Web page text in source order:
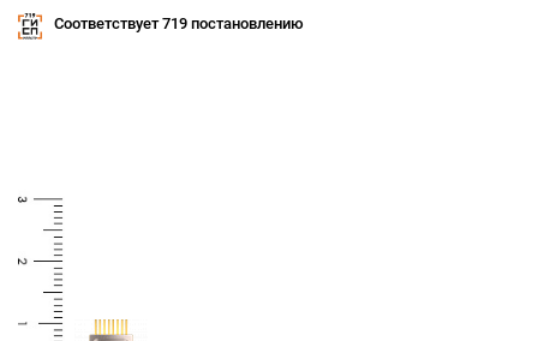
Соответствует 719 постановлению